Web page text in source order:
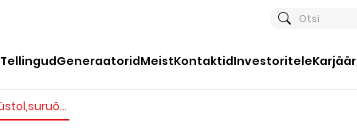
Otsi
TellingudGeneraatoridMeistKontaktidInvestoriteleKarjäär
Naelapüstol,suruõhuga